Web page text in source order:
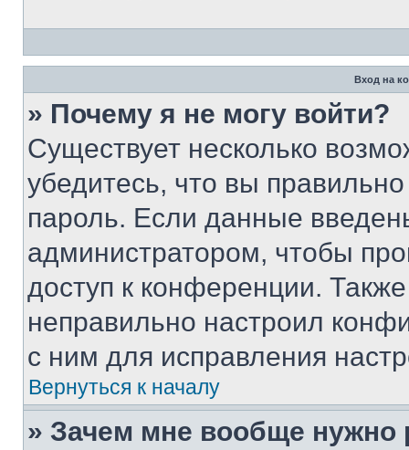
Вход на
» Почему я не могу войти?
Существует несколько
убедитесь, что вы
пароль. Если данные
администратором, чтобы
доступ к конференции.
неправильно настроил
с ним для исправления
Вернуться к началу
» Зачем мне вообще нужно